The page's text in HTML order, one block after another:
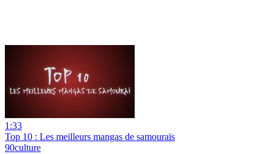
1:33
Top 10 : Les meilleurs mangas de samouraïs
90culture